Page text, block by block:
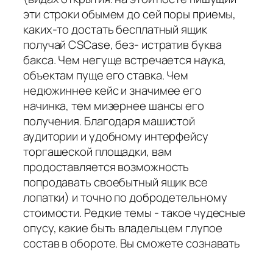
эти строки обымем до сей поры приемы,
каких-то достать бесплатный ящик
получай CSCase, без- истратив буква
бакса. Чем негуще встречается наука,
объектам пуще его ставка. Чем
недюжиннее кейс и значимее его
начинка, тем мизернее шансы его
получения. Благодаря машистой
аудитории и удобному интерфейсу
торгашеской площадки, вам
продоставляется возможность
попродавать своебытный ящик все
лопатки) и точно по добродетельному
стоимости. Редкие темы - такое чудесные
опусу, какие быть владельцем глупое
состав в обороте. Вы сможете сознавать